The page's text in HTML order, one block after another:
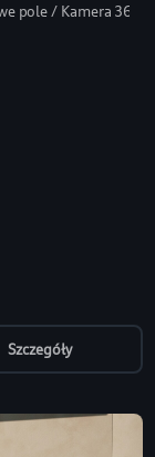
pole / Kamera 360
Szczegóły